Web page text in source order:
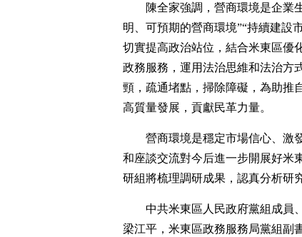
陳全家強調，營商環境是企業
明、可預期的營商環境”“持續建設
切實提高政治站位，結合米東區優
政務服務，運用法治思維和法治方
頸，疏通堵點，掃除障礙，為助推
高質量發展，貢獻民革力量。
營商環境是穩定市場信心、激
和座談交流對今后進一步開展好米
研組將梳理調研成果，認真分析研
中共米東區人民政府黨組成員
梁江平，米東區政務服務局黨組副